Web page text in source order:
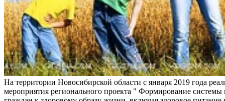
На территории Новосибирской области с января 2019 года
мероприятия регионального проекта " Формирование